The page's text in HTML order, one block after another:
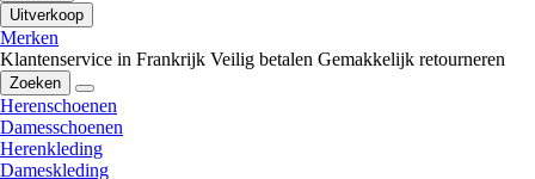
Uitverkoop
Merken
Klantenservice in Frankrijk Veilig betalen Gemakkelijk retourneren
Zoeken
Herenschoenen
Damesschoenen
Herenkleding
Dameskleding